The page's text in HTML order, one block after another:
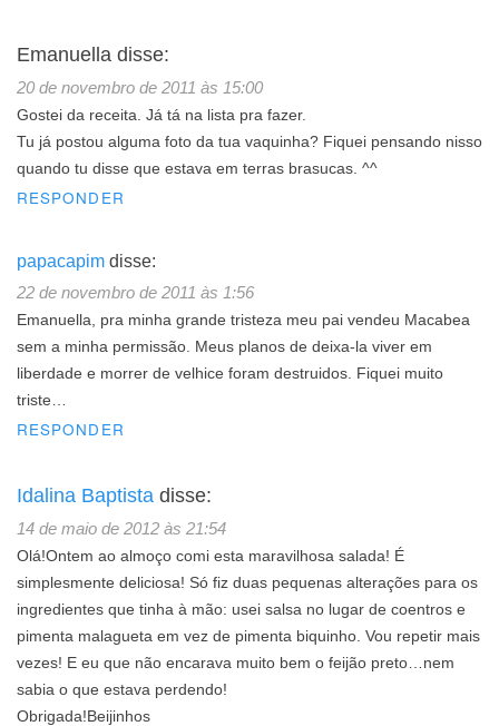
Emanuella disse:
20 de novembro de 2011 às 15:00
Gostei da receita. Já tá na lista pra fazer.
Tu já postou alguma foto da tua vaquinha? Fiquei pensando nisso
quando tu disse que estava em terras brasucas. ^^
RESPONDER
papacapim disse:
22 de novembro de 2011 às 1:56
Emanuella, pra minha grande tristeza meu pai vendeu Macabea
sem a minha permissão. Meus planos de deixa-la viver em
liberdade e morrer de velhice foram destruidos. Fiquei muito
triste…
RESPONDER
Idalina Baptista disse:
14 de maio de 2012 às 21:54
Olá!Ontem ao almoço comi esta maravilhosa salada! É
simplesmente deliciosa! Só fiz duas pequenas alterações para os
ingredientes que tinha à mão: usei salsa no lugar de coentros e
pimenta malagueta em vez de pimenta biquinho. Vou repetir mais
vezes! E eu que não encarava muito bem o feijão preto…nem
sabia o que estava perdendo!
Obrigada!Beijinhos